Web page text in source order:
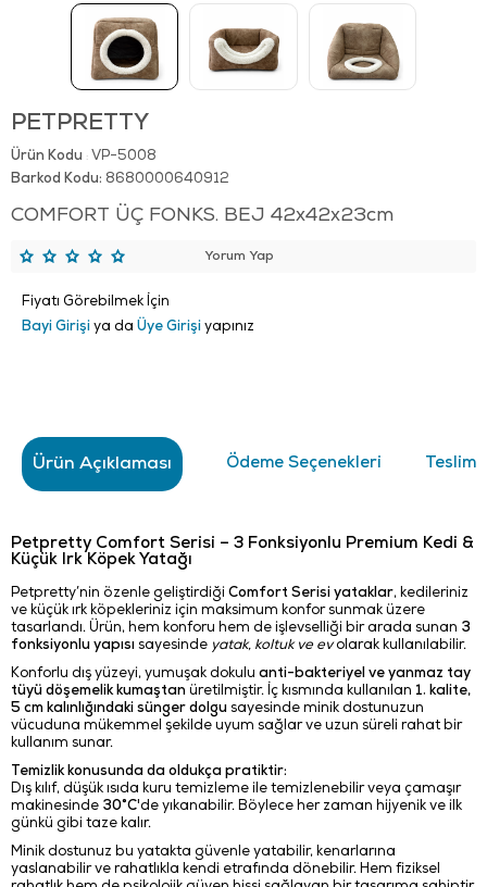
PETPRETTY
Ürün Kodu : VP-5008
Barkod Kodu: 8680000640912
COMFORT ÜÇ FONKS. BEJ 42x42x23cm
Yorum Yap
Fiyatı Görebilmek İçin
Bayi Girişi ya da Üye Girişi yapınız
Ürün Açıklaması Ödeme Seçenekleri
Petpretty Comfort Serisi – 3 Fonksiyonlu Premium Kedi &
Küçük Irk Köpek Yatağı
Petpretty’nin özenle geliştirdiği Comfort Serisi yataklar, kedileriniz
ve küçük ırk köpekleriniz için maksimum konfor sunmak üzere
tasarlandı. Ürün, hem konforu hem de işlevselliği bir arada sunan 3
fonksiyonlu yapısı sayesinde yatak, koltuk ve evolarak kullanılabilir.
Konforlu dış yüzeyi, yumuşak dokulu anti-bakteriyel ve yanmaz tay
tüyü döşemelik kumaştan üretilmiştir. İç kısmında kullanılan 1. kalite,
5 cm kalınlığındaki sünger dolgu sayesinde minik dostunuzun
vücuduna mükemmel şekilde uyum sağlar ve uzun süreli rahat bir
kullanım sunar.
Temizlik konusunda da oldukça pratiktir:
Dış kılıf, düşük ısıda kuru temizleme ile temizlenebilir veya çamaşır
makinesinde 30°C'de yıkanabilir. Böylece her zaman hijyenik ve ilk
günkü gibi taze kalır.
Minik dostunuz bu yatakta güvenle yatabilir, kenarlarına
yaslanabilir ve rahatlıkla kendi etrafında dönebilir. Hem fiziksel